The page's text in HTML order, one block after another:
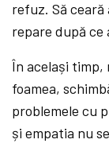
refuz. Să
repare după ce
În același timp,
foamea,
problemele cu
și empatia nu